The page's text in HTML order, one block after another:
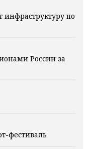
по
России за
фестиваль